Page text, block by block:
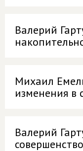
Валерий
Михаил
изменения в
Валерий